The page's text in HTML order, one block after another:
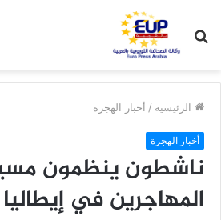
عن
الرئيسية / أخبار الهجرة
أخبار الهجرة
ناشطون ينظمون
المهاجرين في إيطاليا